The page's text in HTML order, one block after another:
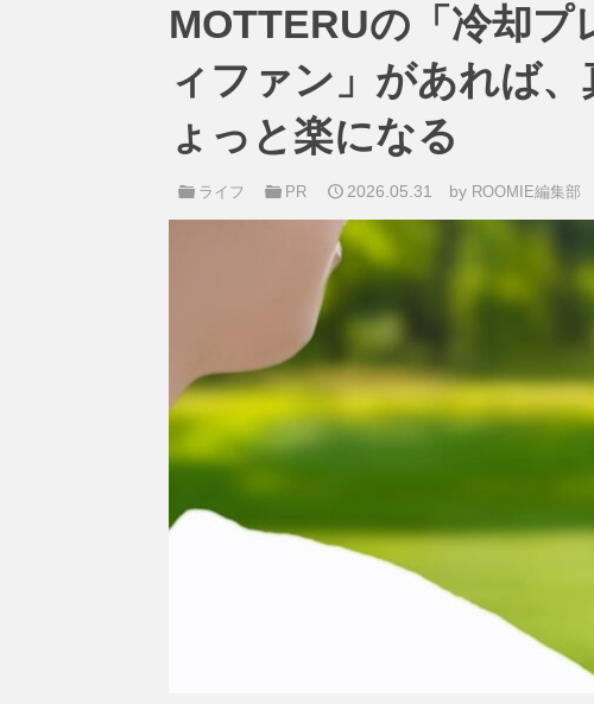
MOTTERUの「冷却プ
ィファン」があれば
ょっと楽になる
ライフ PR 2026.05.31 by ROOMIE編集部